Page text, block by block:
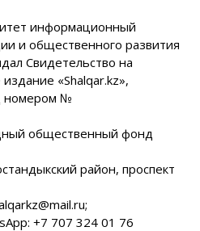
информационный
и общественного развития
Свидетельство на
«Shalqar.kz»,
номером №
общественный фонд
район, проспект
+7 707 324 01 76